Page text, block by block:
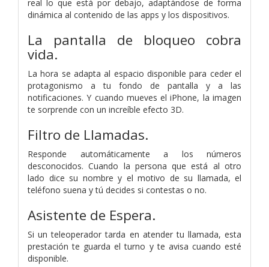
real lo que está por debajo, adaptándose de forma
dinámica al contenido de las apps y los dispositivos.
La pantalla de bloqueo cobra
vida.
La hora se adapta al espacio disponible para ceder el
protagonismo a tu fondo de pantalla y a las
notificaciones. Y cuando mueves el iPhone, la imagen
te sorprende con un increíble efecto 3D.
Filtro de Llamadas.
Responde automáticamente a los números
desconocidos. Cuando la persona que está al otro
lado dice su nombre y el motivo de su llamada, el
teléfono suena y tú decides si contestas o no.
Asistente de Espera.
Si un teleoperador tarda en atender tu llamada, esta
prestación te guarda el turno y te avisa cuando esté
disponible.